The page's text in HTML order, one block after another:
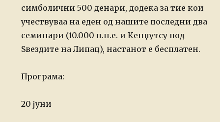
симболични 500 денари, додека за тие кои
учествуваа на еден од нашите последни два
семинари (10.000 п.н.е. и Кенџутсу под
Ѕвездите на Липац), настанот е бесплатен.
Програма:
20 јуни